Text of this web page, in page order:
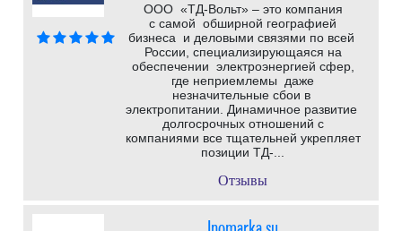
ООО «ТД-Вольт» – это компания
с самой обширной географией
бизнеса и деловыми связями по всей
России, специализирующаяся на
обеспечении электроэнергией сфер,
где неприемлемы даже
незначительные сбои в
электропитании. Динамичное развитие
долгосрочных отношений с
компаниями все тщательней укрепляет
позиции ТД-...
Отзывы